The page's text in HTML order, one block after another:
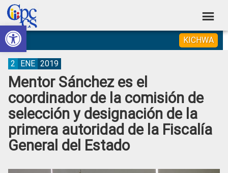
Abrir barra de herramientas
Skip
to
primary
navigation
Skip
to
main
content
Skip
to
primary
sidebar
Skip
to
footer
Consejo
de
Participación
Ciudadana
Control
Social
Construyendo
Poder
Ciudadano
KICHWA
Mentor Sánchez es el
coordinador de la comisión de
selección y designación de la
primera autoridad de la Fiscalía
General del Estado
2 ENE 2019